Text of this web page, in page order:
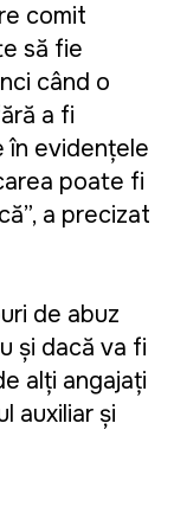
comit
să fie
când o
a fi
în evidențele
poate fi
a precizat
de abuz
și dacă va fi
alți angajați
auxiliar și